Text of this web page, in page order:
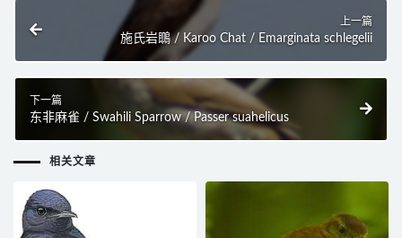
上一篇
施氏岩䳭 / Karoo Chat / Emarginata schlegelii
下一篇
东非麻雀 / Swahili Sparrow / Passer suahelicus
相关文章